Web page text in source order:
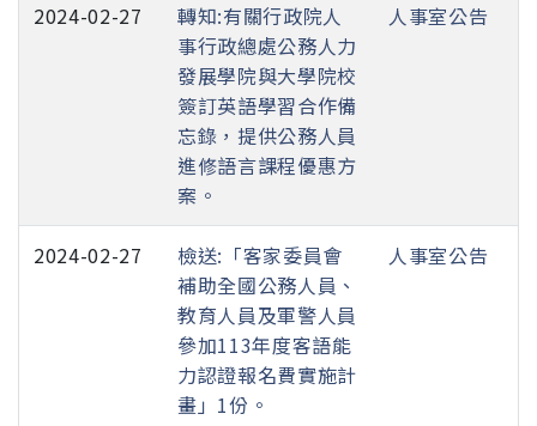
2024-02-27
轉知:有關行政院人
事行政總處公務人力
發展學院與大學院校
簽訂英語學習合作備
忘錄，提供公務人員
進修語言課程優惠方
案。
人事室公告
2024-02-27
檢送:「客家委員會
補助全國公務人員、
教育人員及軍警人員
參加113年度客語能
力認證報名費實施計
畫」1份。
人事室公告